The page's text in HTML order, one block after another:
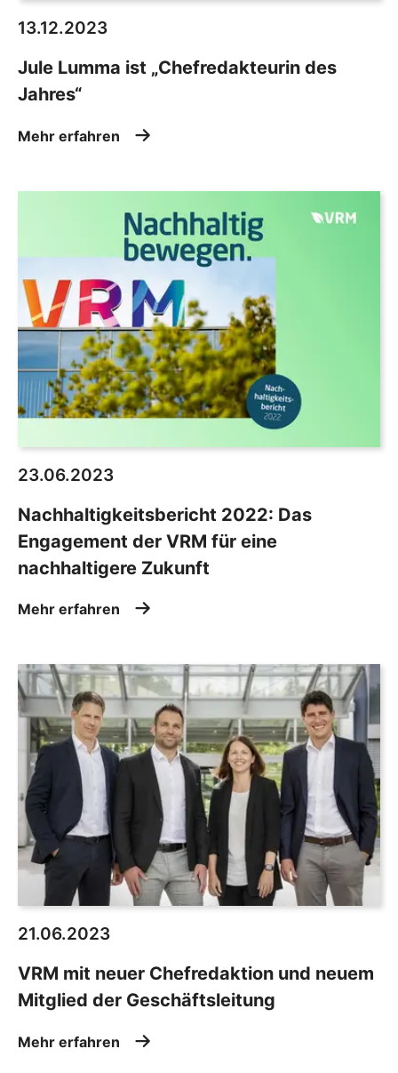
13.12.2023
Jule Lumma ist „Chefredakteurin des
Jahres“
Mehr erfahren
23.06.2023
Nachhaltigkeitsbericht 2022: Das
Engagement der VRM für eine
nachhaltigere Zukunft
Mehr erfahren
21.06.2023
VRM mit neuer Chefredaktion und neuem
Mitglied der Geschäftsleitung
Mehr erfahren